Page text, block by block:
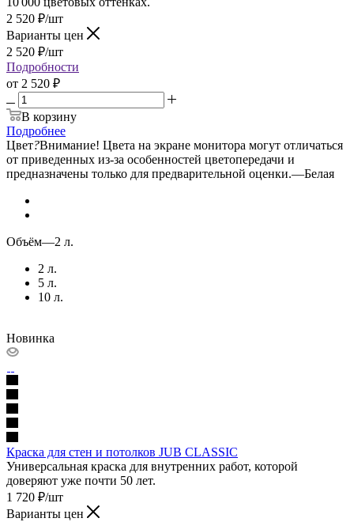
2 520 ₽/шт
Варианты цен
2 520 ₽/шт
Подробности
от 2 520 ₽
В корзину
Подробнее
Цвет?Внимание! Цвета на экране монитора могут отличаться
от приведенных из-за особенностей цветопередачи и
предназначены только для предварительной оценки.—Белая
Объём—2 л.
2 л.
5 л.
10 л.
Новинка
Краска для стен и потолков JUB CLASSIC
Универсальная краска для внутренних работ, которой
доверяют уже почти 50 лет.
1 720 ₽/шт
Варианты цен